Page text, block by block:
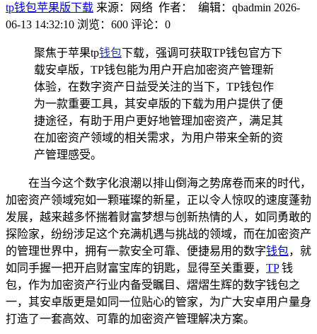
tp钱包苹果版下载 来源：网络 作者： 编辑：qbadmin 2026-
06-13 14:32:10 浏览：600 评论：0
聚焦于苹果tp钱包下载，强调可获取TP钱包官方下
载安卓版，TP钱包能为用户开启加密资产管理新
体验，在数字资产日益受关注的当下，TP钱包作
为一款重要工具，其安卓版的下载为用户提供了便
捷途径，有助于用户更好地管理加密资产，满足其
在加密资产领域的相关需求，为用户带来全新的资
产管理感受。
在当今这个数字化浪潮以排山倒海之势席卷而来的时代，
加密资产领域宛如一颗璀璨的新星，正以令人惊叹的速度蓬勃
发展，越来越多怀揣着财富梦想与创新热情的人，如同勇敢的
探险家，纷纷涉足这个充满机遇与挑战的领域，而在加密资产
的管理世界中，拥有一款安全可靠、便捷易用的数字钱包，就
如同手握一把开启财富宝库的钥匙，显得至关重要， TP钱
包，作为加密资产行业内备受瞩目、熠熠生辉的数字钱包之
一，其安卓版更是如同一位贴心的管家，为广大安卓用户量身
打造了一套高效、可靠的加密资产管理解决方案。